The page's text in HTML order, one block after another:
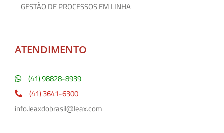
GESTÃO DE PROCESSOS EM LINHA
ATENDIMENTO
(41) 98828-8939
(41) 3641-6300
info.leaxdobrasil@leax.com